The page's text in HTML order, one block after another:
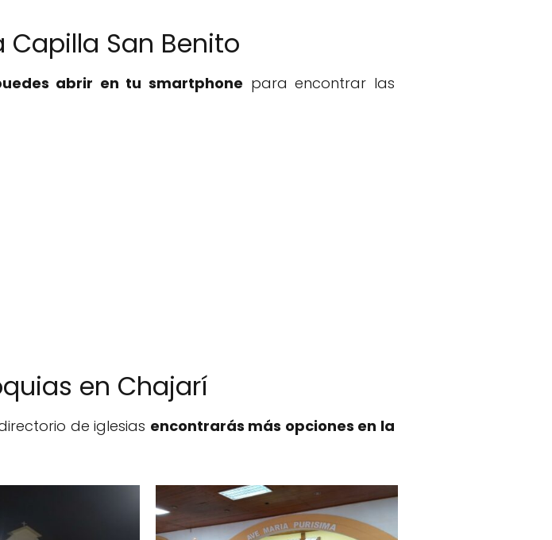
Capilla San Benito
abrir en tu smartphone para encontrar las
en Chajarí
de iglesias encontrarás más opciones en la